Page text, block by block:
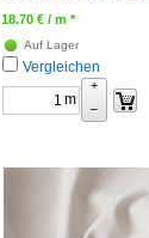
18.70 € / m *
Auf Lager
Vergleichen
m
+
–